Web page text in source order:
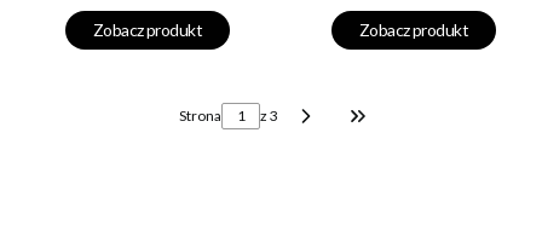
Zobacz produkt
Zobacz produkt
Strona z 3 Przejdź do ostatniej